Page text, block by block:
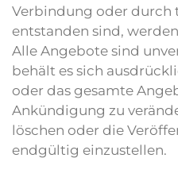
Verbindung oder durch
entstanden sind,
Alle Angebote sind
behält es sich
oder das gesamte
Ankündigung zu
löschen oder die
endgültig einzustellen.